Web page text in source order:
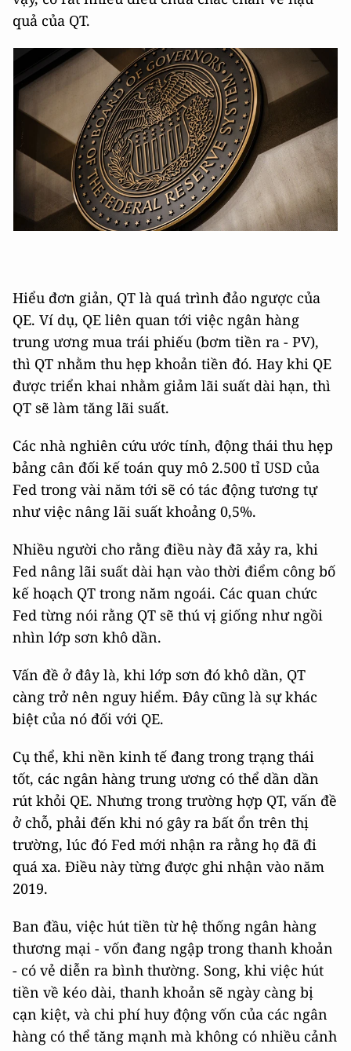
quả của QT.
Hiểu đơn giản, QT là quá trình đảo ngược của
QE. Ví dụ, QE liên quan tới việc ngân hàng
trung ương mua trái phiếu (bơm tiền ra - PV),
thì QT nhằm thu hẹp khoản tiền đó. Hay khi QE
được triển khai nhằm giảm lãi suất dài hạn, thì
QT sẽ làm tăng lãi suất.
Các nhà nghiên cứu ước tính, động thái thu hẹp
bảng cân đối kế toán quy mô 2.500 tỉ USD của
Fed trong vài năm tới sẽ có tác động tương tự
như việc nâng lãi suất khoảng 0,5%.
Nhiều người cho rằng điều này đã xảy ra, khi
Fed nâng lãi suất dài hạn vào thời điểm công bố
kế hoạch QT trong năm ngoái. Các quan chức
Fed từng nói rằng QT sẽ thú vị giống như ngồi
nhìn lớp sơn khô dần.
Vấn đề ở đây là, khi lớp sơn đó khô dần, QT
càng trở nên nguy hiểm. Đây cũng là sự khác
biệt của nó đối với QE.
Cụ thể, khi nền kinh tế đang trong trạng thái
tốt, các ngân hàng trung ương có thể dần dần
rút khỏi QE. Nhưng trong trường hợp QT, vấn đề
ở chỗ, phải đến khi nó gây ra bất ổn trên thị
trường, lúc đó Fed mới nhận ra rằng họ đã đi
quá xa. Điều này từng được ghi nhận vào năm
2019.
Ban đầu, việc hút tiền từ hệ thống ngân hàng
thương mại - vốn đang ngập trong thanh khoản
- có vẻ diễn ra bình thường. Song, khi việc hút
tiền về kéo dài, thanh khoản sẽ ngày càng bị
cạn kiệt, và chi phí huy động vốn của các ngân
hàng có thể tăng mạnh mà không có nhiều cảnh